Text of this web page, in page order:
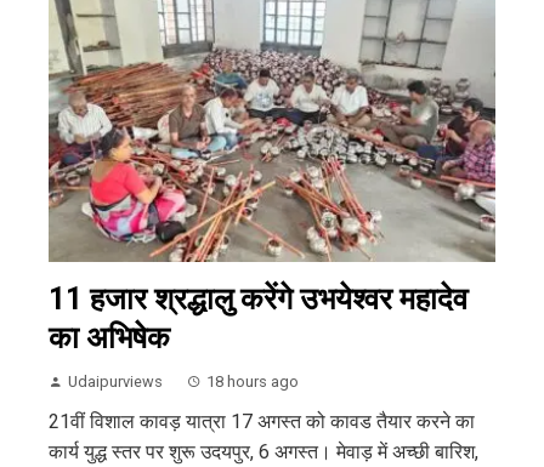
11 हजार श्रद्धालु करेंगे उभयेश्वर महादेव
का अभिषेक
Udaipurviews 18 hours ago
21वीं विशाल कावड़ यात्रा 17 अगस्त को कावड तैयार करने का
कार्य युद्ध स्तर पर शुरू उदयपुर, 6 अगस्त। मेवाड़ में अच्छी बारिश,